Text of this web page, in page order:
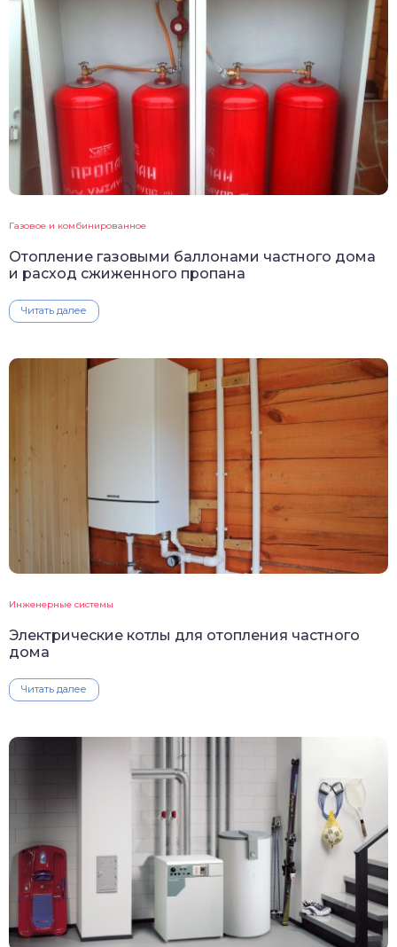
Газовое и комбинированное
Отопление газовыми баллонами частного дома
и расход сжиженного пропана
Читать далее
Инженерные системы
Электрические котлы для отопления частного
дома
Читать далее